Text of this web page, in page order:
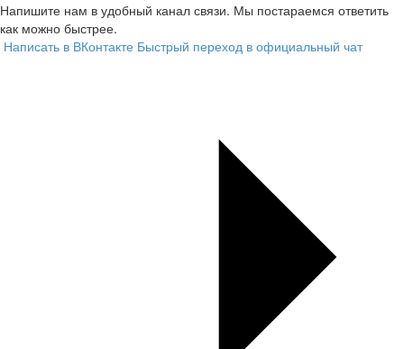
Напишите нам в удобный канал связи. Мы постараемся ответить
как можно быстрее.
Написать в ВКонтакте Быстрый переход в официальный чат